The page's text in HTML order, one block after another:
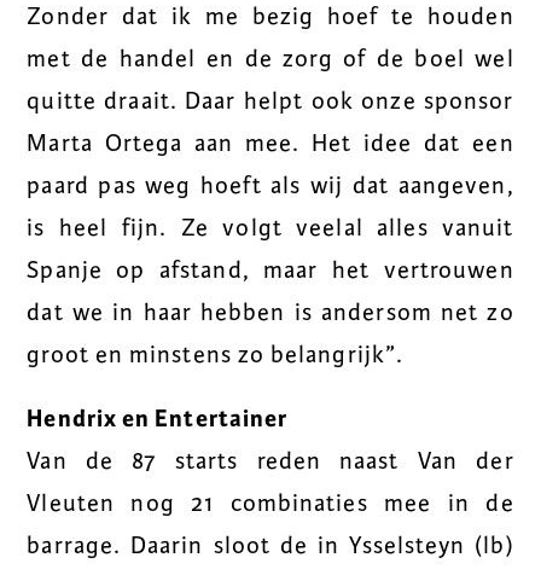
Zonder dat ik me bezig hoef te houden
met de handel en de zorg of de boel wel
quitte draait. Daar helpt ook onze sponsor
Marta Ortega aan mee. Het idee dat een
paard pas weg hoeft als wij dat aangeven,
is heel fijn. Ze volgt veelal alles vanuit
Spanje op afstand, maar het vertrouwen
dat we in haar hebben is andersom net zo
groot en minstens zo belangrijk”.
Hendrix en Entertainer
Van de 87 starts reden naast Van der
Vleuten nog 21 combinaties mee in de
barrage. Daarin sloot de in Ysselsteyn (lb)